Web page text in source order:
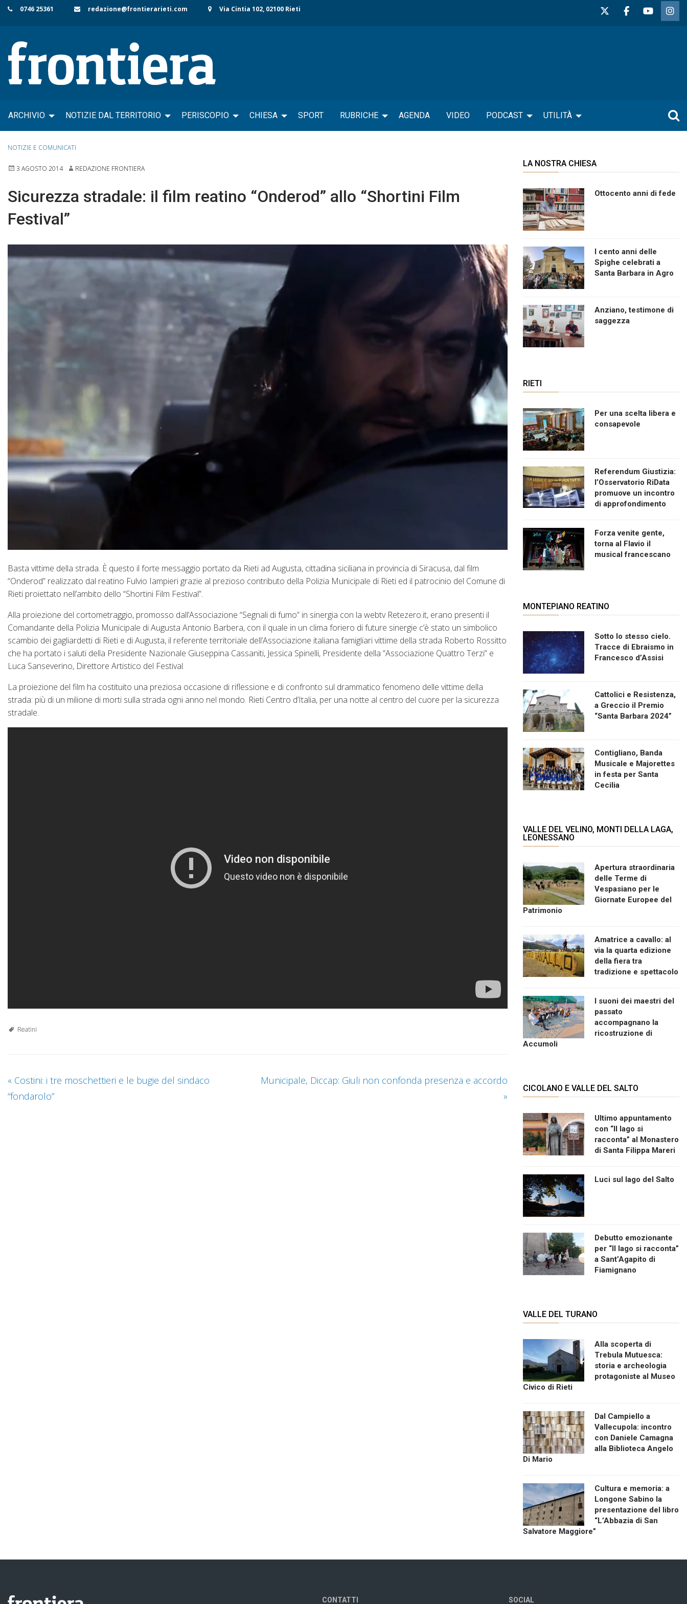
Skip
content
0746 25361 redazione@frontierarieti.com Via Cintia 102, 02100 Rieti
ARCHIVIO NOTIZIE DAL TERRITORIO PERISCOPIO CHIESA SPORT RUBRICHE AGENDA VIDEO PODCAST UTILITÀ
NOTIZIE E COMUNICATI
3 AGOSTO 2014 REDAZIONE FRONTIERA
Sicurezza stradale: il film reatino “Onderod” allo “Shortini Film
Festival”
Basta vittime della strada. È questo il forte messaggio portato da Rieti ad Augusta, cittadina siciliana in provincia di Siracusa, dal film
“Onderod” realizzato dal reatino Fulvio Iampieri grazie al prezioso contributo della Polizia Municipale di Rieti ed il patrocinio del Comune di
Rieti proiettato nell’ambito dello “Shortini Film Festival”.
Alla proiezione del cortometraggio, promosso dall’Associazione “Segnali di fumo” in sinergia con la webtv Retezero.it, erano presenti il
Comandante della Polizia Municipale di Augusta Antonio Barbera, con il quale in un clima foriero di future sinergie c’è stato un simbolico
scambio dei gagliardetti di Rieti e di Augusta, il referente territoriale dell’Associazione italiana famigliari vittime della strada Roberto Rossitto
che ha portato i saluti della Presidente Nazionale Giuseppina Cassaniti, Jessica Spinelli, Presidente della “Associazione Quattro Terzi” e
Luca Sanseverino, Direttore Artistico del Festival.
La proiezione del film ha costituito una preziosa occasione di riflessione e di confronto sul drammatico fenomeno delle vittime della
strada: più di un milione di morti sulla strada ogni anno nel mondo. Rieti Centro d’Italia, per una notte al centro del cuore per la sicurezza
stradale.
Reatini
« Costini: i tre moschettieri e le bugie del sindaco
“fondarolo”
Municipale, Diccap: Giuli non confonda presenza e accordo
»
LA NOSTRA CHIESA
Ottocento anni di fede
I cento anni delle
Spighe celebrati a
Santa Barbara in Agro
Anziano, testimone di
saggezza
RIETI
Per una scelta libera e
consapevole
Referendum Giustizia:
l’Osservatorio RiData
promuove un incontro
di approfondimento
Forza venite gente,
torna al Flavio il
musical francescano
MONTEPIANO REATINO
Sotto lo stesso cielo.
Tracce di Ebraismo in
Francesco d’Assisi
Cattolici e Resistenza,
a Greccio il Premio
“Santa Barbara 2024”
Contigliano, Banda
Musicale e Majorettes
in festa per Santa
Cecilia
VALLE DEL VELINO, MONTI DELLA LAGA,
LEONESSANO
Apertura straordinaria
delle Terme di
Vespasiano per le
Giornate Europee del
Patrimonio
Amatrice a cavallo: al
via la quarta edizione
della fiera tra
tradizione e spettacolo
I suoni dei maestri del
passato
accompagnano la
ricostruzione di
Accumoli
CICOLANO E VALLE DEL SALTO
Ultimo appuntamento
con “Il lago si
racconta” al Monastero
di Santa Filippa Mareri
Luci sul lago del Salto
Debutto emozionante
per “Il lago si racconta”
a Sant’Agapito di
Fiamignano
VALLE DEL TURANO
Alla scoperta di
Trebula Mutuesca:
storia e archeologia
protagoniste al Museo
Civico di Rieti
Dal Campiello a
Vallecupola: incontro
con Daniele Camagna
alla Biblioteca Angelo
Di Mario
Cultura e memoria: a
Longone Sabino la
presentazione del libro
“L’Abbazia di San
Salvatore Maggiore”
CONTATTI SOCIAL